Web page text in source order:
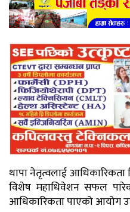
थापा नेतृत्वलाई आधिकारिकता
विशेष महाधिवेशन सफल
आधिकारिकता पाएको आयोग